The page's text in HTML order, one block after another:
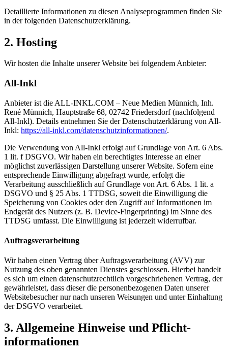
Detaillierte Informationen zu diesen Analyseprogrammen finden Sie
in der folgenden Datenschutzerklärung.
2. Hosting
Wir hosten die Inhalte unserer Website bei folgendem Anbieter:
All-Inkl
Anbieter ist die ALL-INKL.COM – Neue Medien Münnich, Inh.
René Münnich, Hauptstraße 68, 02742 Friedersdorf (nachfolgend
All-Inkl). Details entnehmen Sie der Datenschutzerklärung von All-
Inkl: https://all-inkl.com/datenschutzinformationen/.
Die Verwendung von All-Inkl erfolgt auf Grundlage von Art. 6 Abs.
1 lit. f DSGVO. Wir haben ein berechtigtes Interesse an einer
möglichst zuverlässigen Darstellung unserer Website. Sofern eine
entsprechende Einwilligung abgefragt wurde, erfolgt die
Verarbeitung ausschließlich auf Grundlage von Art. 6 Abs. 1 lit. a
DSGVO und § 25 Abs. 1 TTDSG, soweit die Einwilligung die
Speicherung von Cookies oder den Zugriff auf Informationen im
Endgerät des Nutzers (z. B. Device-Fingerprinting) im Sinne des
TTDSG umfasst. Die Einwilligung ist jederzeit widerrufbar.
Auftragsverarbeitung
Wir haben einen Vertrag über Auftragsverarbeitung (AVV) zur
Nutzung des oben genannten Dienstes geschlossen. Hierbei handelt
es sich um einen datenschutzrechtlich vorgeschriebenen Vertrag, der
gewährleistet, dass dieser die personenbezogenen Daten unserer
Websitebesucher nur nach unseren Weisungen und unter Einhaltung
der DSGVO verarbeitet.
3. Allgemeine Hinweise und Pflicht­
informationen